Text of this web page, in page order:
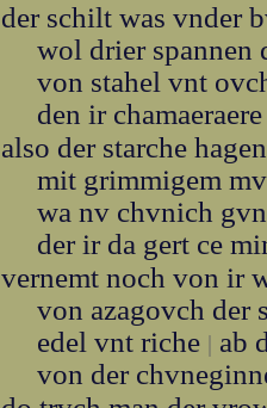
der schilt was vnder
wol drier spannen
von stahel vnt
den ir
also der starche
mit grimmigem
wa nv chvnich
der ir da gert ce
vernemt noch von ir
von azagovch der
edel vnt riche | ab
von der